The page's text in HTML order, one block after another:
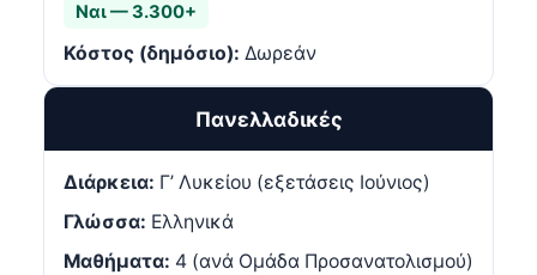
Ναι — 3.300+
Κόστος (δημόσιο): Δωρεάν
Πανελλαδικές
Διάρκεια: Γ’ Λυκείου (εξετάσεις Ιούνιος)
Γλώσσα: Ελληνικά
Μαθήματα: 4 (ανά Ομάδα Προσανατολισμού)